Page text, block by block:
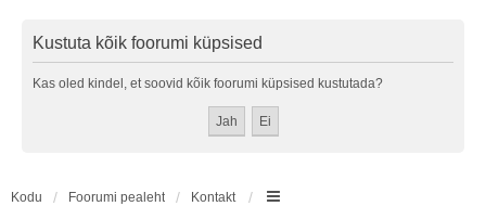
Kustuta kõik foorumi küpsised
Kas oled kindel, et soovid kõik foorumi küpsised kustutada?
Kodu Foorumi pealeht Kontakt